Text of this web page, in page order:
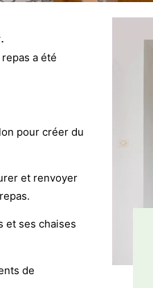
a été
pour créer du
et renvoyer
et ses chaises
de